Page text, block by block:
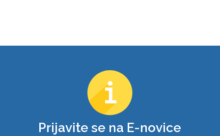
Prijavite se na E-novice